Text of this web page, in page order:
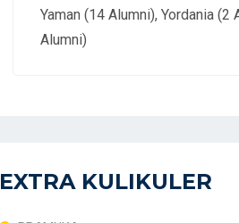
Yaman (14 Alumni), Yordania
Alumni)
EXTRA KULIKULER